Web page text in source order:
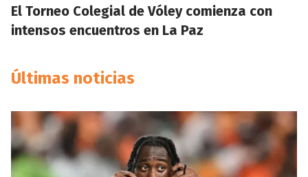
El Torneo Colegial de Vóley comienza con
intensos encuentros en La Paz
Últimas noticias